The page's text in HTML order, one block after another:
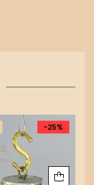
-25%